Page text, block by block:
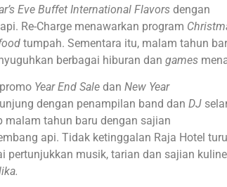
Eve Buffet International Flavors dengan
Re-Charge menawarkan program
tumpah. Sementara itu, malam tahun
berbagai hiburan dan games
Year End Sale dan New Year
dengan penampilan band dan DJ
malam tahun baru dengan sajian
api. Tidak ketinggalan Raja Hotel
pertunjukkan musik, tarian dan sajian